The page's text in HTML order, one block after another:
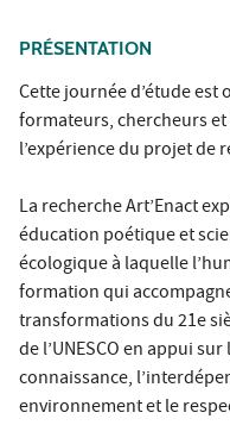
PRÉSENTATION
Cette journée d’étude est
formateurs, chercheurs
l’expérience du projet de
La recherche Art’Enact
éducation poétique et
écologique à laquelle
formation qui
transformations du 21e
de l’UNESCO en appui
connaissance,
environnement et le